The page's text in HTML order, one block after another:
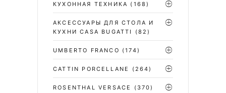
КУХОННАЯ ТЕХНИКА (168)
АКСЕССУАРЫ ДЛЯ СТОЛА И
КУХНИ CASA BUGATTI
(82)
UMBERTO FRANCO (174)
CATTIN PORCELLANE (264)
ROSENTHAL VERSACE (370)